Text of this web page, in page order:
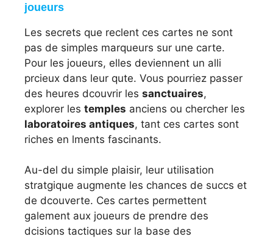
joueurs
Les secrets que reclent ces cartes ne sont
pas de simples marqueurs sur une carte.
Pour les joueurs, elles deviennent un alli
prcieux dans leur qute. Vous pourriez passer
des heures dcouvrir les sanctuaires,
explorer les temples anciens ou chercher les
laboratoires antiques, tant ces cartes sont
riches en lments fascinants.
Au-del du simple plaisir, leur utilisation
stratgique augmente les chances de succs et
de dcouverte. Ces cartes permettent
galement aux joueurs de prendre des
dcisions tactiques sur la base des